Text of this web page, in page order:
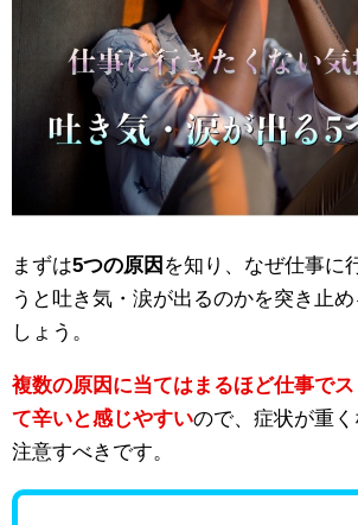
まずは5つの原因 を知り、なぜ仕事に
うと吐き気・涙が出るのかを突き止
しょう。
複数の原因に当てはまるほど仕事で
て辛いと感じやすいので、症状が重
注意すべきです。